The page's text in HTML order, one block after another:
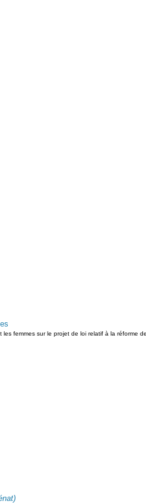
femmes sur le projet de loi relatif à la réforme